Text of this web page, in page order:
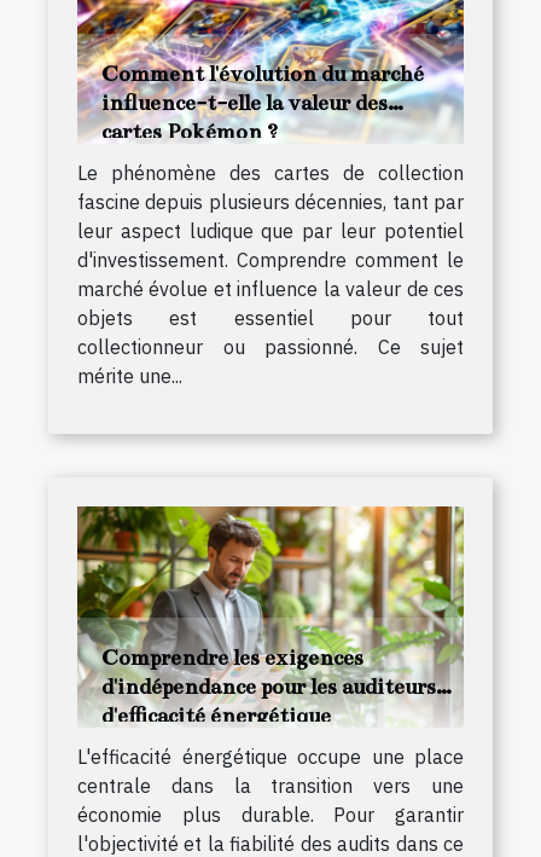
Comment l'évolution du marché
influence-t-elle la valeur des
cartes Pokémon ?
Le phénomène des cartes de collection
fascine depuis plusieurs décennies, tant par
leur aspect ludique que par leur potentiel
d'investissement. Comprendre comment le
marché évolue et influence la valeur de ces
objets est essentiel pour tout
collectionneur ou passionné. Ce sujet
mérite une...
Comprendre les exigences
d'indépendance pour les auditeurs
d'efficacité énergétique
L'efficacité énergétique occupe une place
centrale dans la transition vers une
économie plus durable. Pour garantir
l'objectivité et la fiabilité des audits dans ce